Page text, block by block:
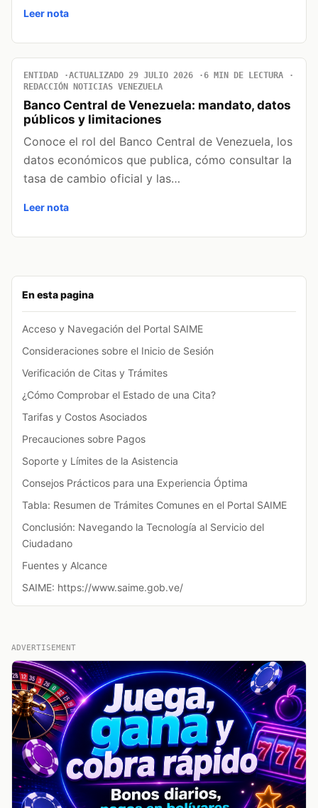
En esta pagina
Acceso y Navegación del Portal SAIME
Consideraciones sobre el Inicio de Sesión
Verificación de Citas y Trámites
¿Cómo Comprobar el Estado de una Cita?
Tarifas y Costos Asociados
Precauciones sobre Pagos
Soporte y Límites de la Asistencia
Consejos Prácticos para una Experiencia Óptima
Tabla: Resumen de Trámites Comunes en el Portal SAIME
Conclusión: Navegando la Tecnología al Servicio del
Ciudadano
Fuentes y Alcance
SAIME: https://www.saime.gob.ve/
Leer nota
ENTIDAD ACTUALIZADO 29 JULIO 2026
6 MIN DE LECTURA
REDACCIÓN NOTICIAS VENEZUELA
Banco Central de Venezuela: mandato, datos
públicos y limitaciones
Conoce el rol del Banco Central de Venezuela, los
datos económicos que publica, cómo consultar la
tasa de cambio oficial y las…
Leer nota
ADVERTISEMENT